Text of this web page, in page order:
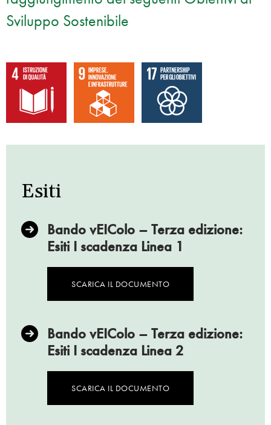
Sviluppo Sostenibile
Esiti
Bando vEIColo – Terza edizione:
Esiti I scadenza Linea 1
SCARICA IL DOCUMENTO
Bando vEIColo – Terza edizione:
Esiti I scadenza Linea 2
SCARICA IL DOCUMENTO